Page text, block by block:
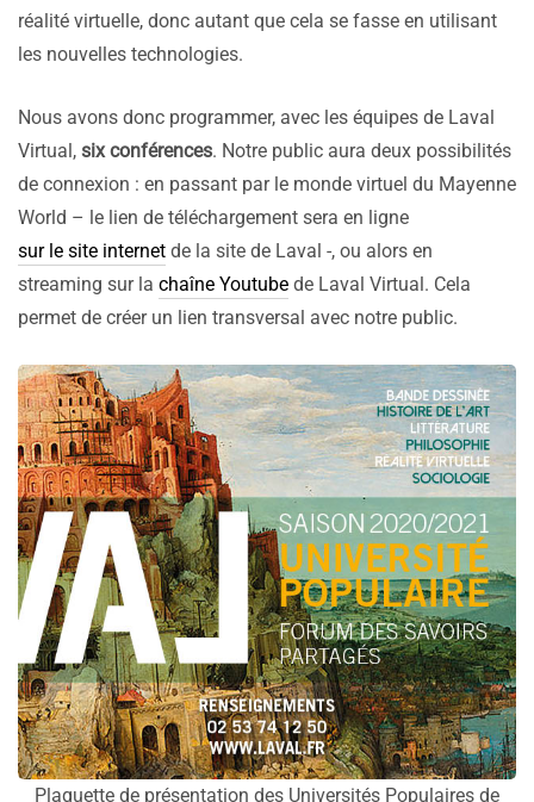
réalité virtuelle, donc autant que cela se fasse en utilisant
les nouvelles technologies.
Nous avons donc programmer, avec les équipes de Laval
Virtual, six conférences. Notre public aura deux possibilités
de connexion : en passant par le monde virtuel du Mayenne
World – le lien de téléchargement sera en ligne
sur le site internet de la site de Laval -, ou alors en
streaming sur la chaîne Youtube de Laval Virtual. Cela
permet de créer un lien transversal avec notre public.
Plaquette de présentation des Universités Populaires de